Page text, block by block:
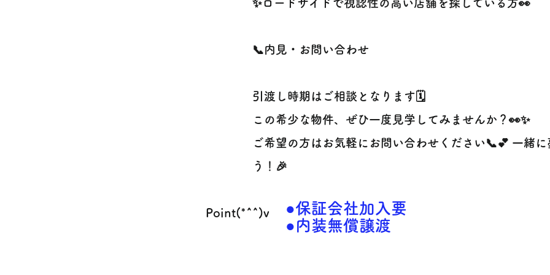
✨ロードサイドで視認性の高い店舗を探している方👀
📞内見・お問い合わせ
引渡し時期はご相談となります🗓️
この希少な物件、ぜひ一度見学してみませんか？👀✨
ご希望の方はお気軽にお問い合わせください📞💕 一緒に
う！🎉
Point(*^^)v
●保証会社加入要
●内装無償譲渡